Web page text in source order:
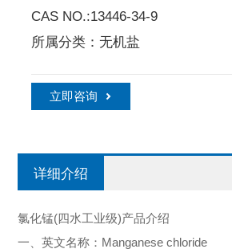
CAS NO.:13446-34-9
所属分类：无机盐
立即咨询
详细介绍
氯化锰(四水工业级)产品介绍
一、英文名称：Manganese chloride